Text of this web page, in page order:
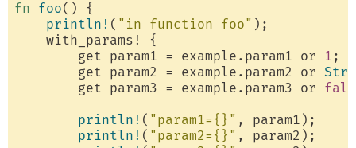
fn foo() {
println! ( "in function foo" );
    with_params! {
        get param1 = example.param1 or
1 ;
        get param2 = example.param2 or
        get param3 = example.param3 or
println! ( "param1={}" , param1);
println! ( "param2={}" , param2);